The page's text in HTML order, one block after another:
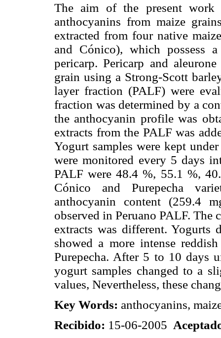
The aim of the present work
anthocyanins from maize
extracted from four native
and Cónico), which possess
pericarp. Pericarp and
grain using a Strong-Scott
layer fraction (PALF) were
fraction was determined by a
the anthocyanin profile was
extracts from the PALF was
Yogurt samples were kept
were monitored every 5 days
PALF were 48.4 %, 55.1 %,
Cónico and Purepecha
anthocyanin content (259.4
observed in Peruano PALF.
extracts was different. Yogurts
showed a more intense
Purepecha. After 5 to 10 days
yogurt samples changed to a
values, Nevertheless, these
Key Words: anthocyanins,
Recibido: 15-06-2005